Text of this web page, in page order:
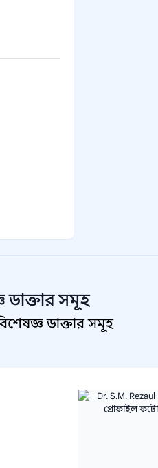
ডাক্তার সমূহ
ডাক্তার সমূহ